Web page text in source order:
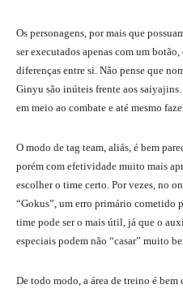
Os personagens, por mais que
ser executados apenas com um
diferenças entre si. Não pense que
Ginyu são inúteis frente aos
em meio ao combate e até mesmo
O modo de tag team, aliás, é bem
porém com efetividade muito mais
escolher o time certo. Por vezes, no
“Gokus”, um erro primário cometido
time pode ser o mais útil, já que o
especiais podem não “casar” muito
De todo modo, a área de treino é